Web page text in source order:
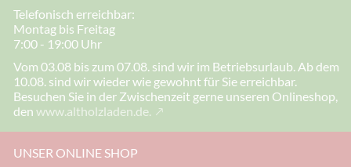
Telefonisch erreichbar:
Montag bis Freitag
7:00 - 19:00 Uhr
Vom 03.08 bis zum 07.08. sind wir im Betriebsurlaub. Ab dem
10.08. sind wir wieder wie gewohnt für Sie erreichbar.
Besuchen Sie in der Zwischenzeit gerne unseren Onlineshop,
den www.altholzladen.de.
UNSER ONLINE SHOP